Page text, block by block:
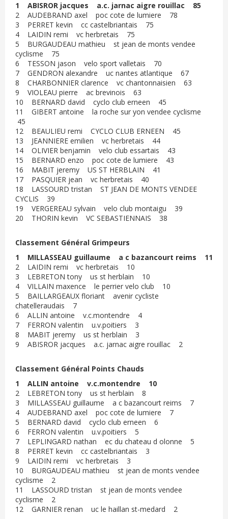
1 ABISROR jacques a.c. jarnac aigre rouillac 85
2 AUDEBRAND axel poc cote de lumiere 78
3 PERRET kevin cc castelbriantais 75
4 LAIDIN remi vc herbretais 75
5 BURGAUDEAU mathieu st jean de monts vendee
cyclisme 75
6 TESSON jason velo sport valletais 70
7 GENDRON alexandre uc nantes atlantique 67
8 CHARBONNIER clarence vc chantonnaisien 63
9 VIOLEAU pierre ac brevinois 63
10 BERNARD david cyclo club erneen 45
11 GIBERT antoine la roche sur yon vendee cyclisme
45
12 BEAULIEU remi CYCLO CLUB ERNEEN 45
13 JEANNIERE emilien vc herbretais 44
14 OLIVIER benjamin velo club essartais 43
15 BERNARD enzo poc cote de lumiere 43
16 MABIT jeremy US ST HERBLAIN 41
17 PASQUIER jean vc herbretais 40
18 LASSOURD tristan ST JEAN DE MONTS VENDEE
CYCLIS 39
19 VERGEREAU sylvain velo club montaigu 39
20 THORIN kevin VC SEBASTIENNAIS 38
Classement Général Grimpeurs
1 MILLASSEAU guillaume a c bazancourt reims 11
2 LAIDIN remi vc herbretais 10
3 LEBRETON tony us st herblain 10
4 VILLAIN maxence le perrier velo club 10
5 BAILLARGEAUX floriant avenir cycliste
chatelleraudais 7
6 ALLIN antoine v.c.montendre 4
7 FERRON valentin u.v.poitiers 3
8 MABIT jeremy us st herblain 3
9 ABISROR jacques a.c. jarnac aigre rouillac 2
Classement Général Points Chauds
1 ALLIN antoine v.c.montendre 10
2 LEBRETON tony us st herblain 8
3 MILLASSEAU guillaume a c bazancourt reims 7
4 AUDEBRAND axel poc cote de lumiere 7
5 BERNARD david cyclo club erneen 6
6 FERRON valentin u.v.poitiers 5
7 LEPLINGARD nathan ec du chateau d olonne 5
8 PERRET kevin cc castelbriantais 3
9 LAIDIN remi vc herbretais 3
10 BURGAUDEAU mathieu st jean de monts vendee
cyclisme 2
11 LASSOURD tristan st jean de monts vendee
cyclisme 2
12 GARNIER renan uc le haillan st-medard 2